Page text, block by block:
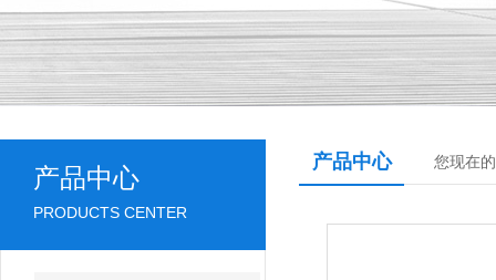
产品中心
PRODUCTS CENTER
产品中心 您现在